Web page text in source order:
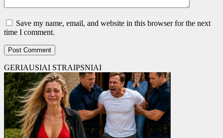
Save my name, email, and website in this browser for the next
time I comment.
GERIAUSIAI STRAIPSNIAI